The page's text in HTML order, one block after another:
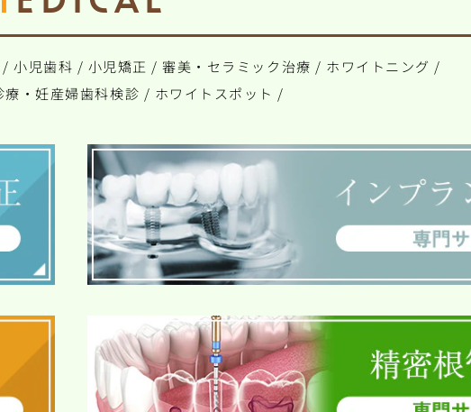
/小児歯科 / 小児矯正 /審美・セラミック治療 / ホワイトニング /
療・妊産婦歯科検診 / ホワイトスポット /